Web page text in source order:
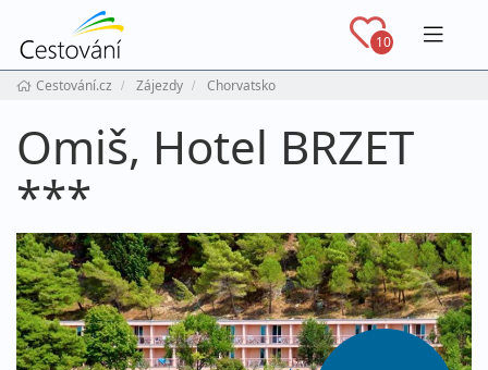
10
Cestování.cz Zájezdy Chorvatsko
Omiš, Hotel BRZET
***